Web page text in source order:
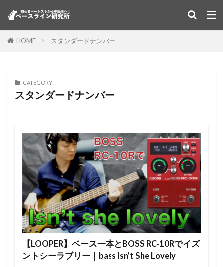
HOME スタンダードナンバー
CATEGORY
スタンダードナンバー
【LOOPER】ベース一本とBOSS RC-10Rでイズ
ントシーラブリー｜bass Isn’t She Lovely